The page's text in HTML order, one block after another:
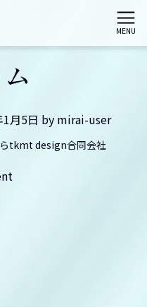
ました）
MENU
月5日 by mirai-user
tkmt design合同会社